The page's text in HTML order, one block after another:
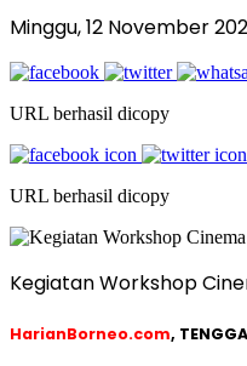
Minggu, 12 November
URL berhasil dicopy
URL berhasil dicopy
Kegiatan Workshop
HarianBorneo.com,